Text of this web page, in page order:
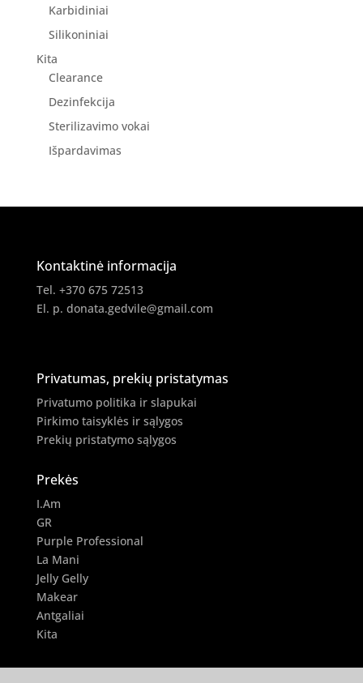
Karbidiniai
Silikoniniai
Kita
Clearance
Dezinfekcija
Sterilizavimo vokai
Išpardavimas
Kontaktinė informacija
Tel. +370 675 72513
El. p. donata.gedvile@gmail.com
Privatumas, prekių pristatymas
Privatumo politika ir slapukai
Pirkimo taisyklės ir sąlygos
Prekių pristatymo sąlygos
Prekės
I.Am
GR
Purple Professional
La Mani
Jelly Gelly
Makear
Antgaliai
Kita